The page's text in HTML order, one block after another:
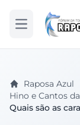
Abrir menu
Raposa Azul
Hino e Cantos
Quais são as